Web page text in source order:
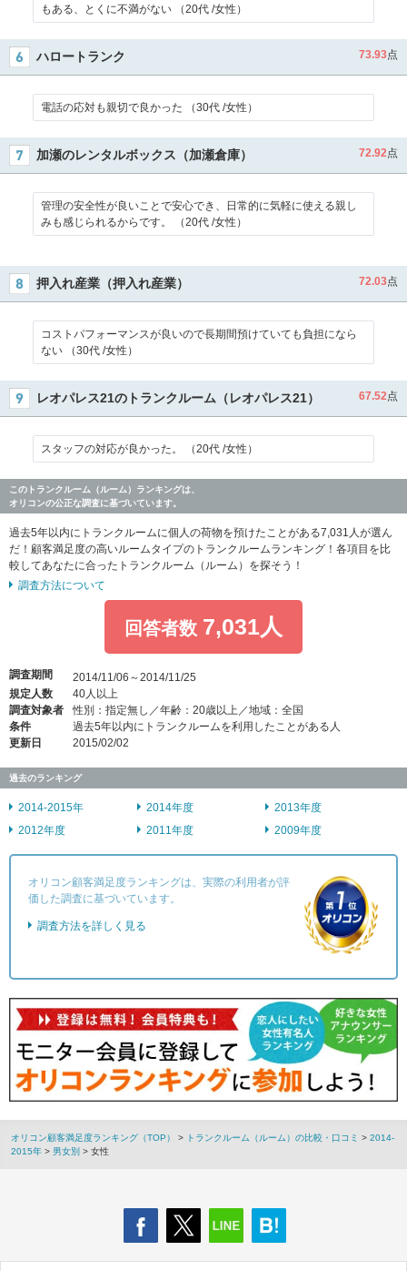
もある、とくに不満がない （20代 /女性）
ハロートランク 73.93点
電話の応対も親切で良かった （30代 /女性）
加瀬のレンタルボックス（加瀬倉庫） 72.92点
管理の安全性が良いことで安心でき、日常的に気軽に使える親し
みも感じられるからです。 （20代 /女性）
押入れ産業（押入れ産業） 72.03点
コストパフォーマンスが良いので長期間預けていても負担になら
ない （30代 /女性）
レオパレス21のトランクルーム（レオパレス21） 67.52点
スタッフの対応が良かった。 （20代 /女性）
このトランクルーム（ルーム）ランキングは、
オリコンの公正な調査に基づいています。
過去5年以内にトランクルームに個人の荷物を預けたことがある7,031人が選ん
だ！顧客満足度の高いルームタイプのトランクルームランキング！各項目を比
較してあなたに合ったトランクルーム（ルーム）を探そう！
調査方法について
回答者数 7,031人
調査期間
2014/11/06～2014/11/25
規定人数
40人以上
調査対象者
性別：指定無し／年齢：20歳以上／地域：全国
条件
過去5年以内にトランクルームを利用したことがある人
更新日
2015/02/02
過去のランキング
2014-2015年 2014年度
2013年度
2012年度
2011年度 2009年度
オリコン顧客満足度ランキングは、実際の利用者が評
価した調査に基づいています。
調査方法を詳しく見る
オリコン顧客満足度ランキング（TOP） > トランクルーム（ルーム）の比較・口コミ > 2014-
2015年 > 男女別 > 女性